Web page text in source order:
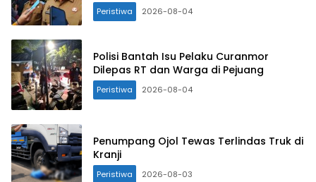
Peristiwa 2026-08-04
Polisi Bantah Isu Pelaku Curanmor
Dilepas RT dan Warga di Pejuang
Peristiwa 2026-08-04
Penumpang Ojol Tewas Terlindas Truk di
Kranji
Peristiwa 2026-08-03